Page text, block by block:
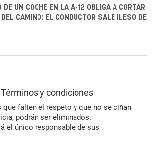
DE UN COCHE EN LA A-12 OBLIGA A CORTAR
DEL CAMINO: EL CONDUCTOR SALE ILESO DE
Términos y condiciones
falten el respeto y que no se ciñan
podrán ser eliminados.
el único responsable de sus